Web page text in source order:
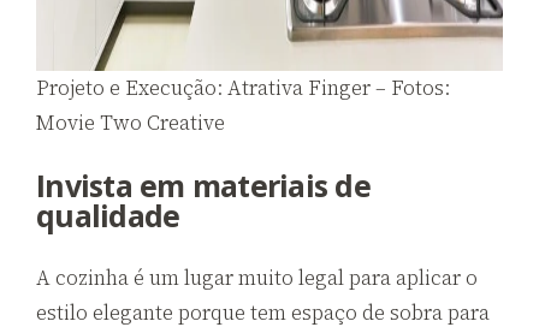
Projeto e Execução: Atrativa Finger – Fotos:
Movie Two Creative
Invista em materiais de
qualidade
A cozinha é um lugar muito legal para aplicar o
estilo elegante porque tem espaço de sobra para